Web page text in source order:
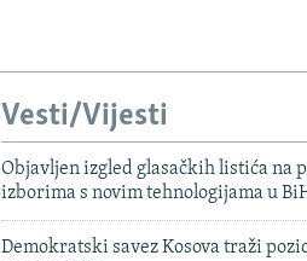
Vesti/Vijesti
Objavljen izgled glasačkih listića na
izborima s novim tehnologijama u
Demokratski savez Kosova traži